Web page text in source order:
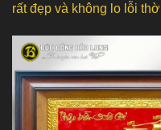
rất đẹp và không lo lỗi